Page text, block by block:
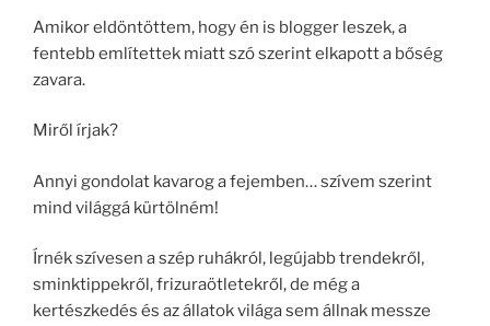
Amikor eldöntöttem, hogy én is blogger leszek, a
fentebb említettek miatt szó szerint elkapott a bőség
zavara.
Miről írjak?
Annyi gondolat kavarog a fejemben… szívem szerint
mind világgá kürtölném!
Írnék szívesen a szép ruhákról, legújabb trendekről,
sminktippekről, frizuraötletekről, de még a
kertészkedés és az állatok világa sem állnak messze